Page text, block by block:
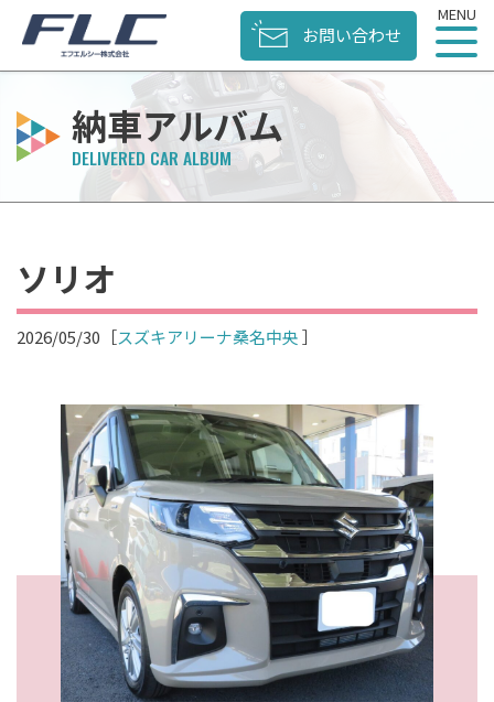
お問い合わせ
納車アルバム
ソリオ
2026/05/30 ［スズキアリーナ桑名中央］